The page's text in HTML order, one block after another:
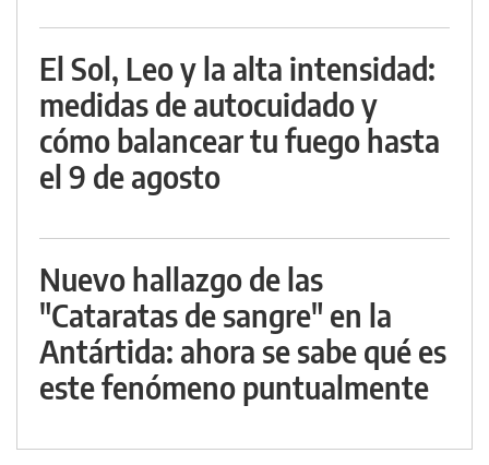
El Sol, Leo y la alta intensidad:
medidas de autocuidado y
cómo balancear tu fuego hasta
el 9 de agosto
Nuevo hallazgo de las
"Cataratas de sangre" en la
Antártida: ahora se sabe qué es
este fenómeno puntualmente